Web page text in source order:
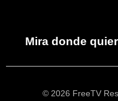
Mira donde
© 2026 FreeTV